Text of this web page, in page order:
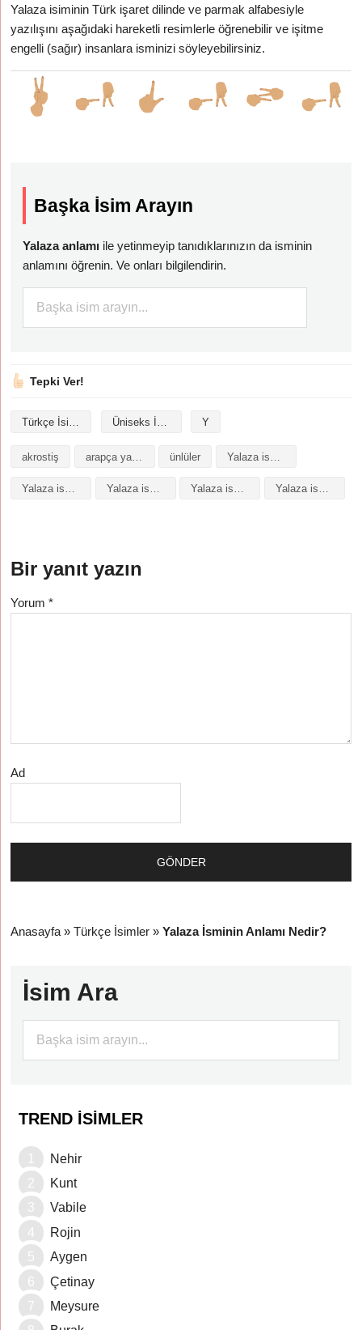
Yalaza isiminin Türk işaret dilinde ve parmak alfabesiyle
yazılışını aşağıdaki hareketli resimlerle öğrenebilir ve işitme
engelli (sağır) insanlara isminizi söyleyebilirsiniz.
Başka İsim Arayın
Yalaza anlamı ile yetinmeyip tanıdıklarınızın da isminin
anlamını öğrenin. Ve onları bilgilendirin.
Tepki Ver!
Türkçe İsimler Üniseks İsimler Y
akrostiş arapça yazılışı ünlüler
Yalaza isminin anlamı Yalaza isminin baş harfleriyle şiir Yalaza isminin kökeni Yalaza isminin numerolojisi
Bir yanıt yazın
Yorum*
Ad
Anasayfa »Türkçe İsimler »Yalaza İsminin Anlamı Nedir?
İsim Ara
TREND İSIMLER
Nehir
Kunt
Vabile
Rojin
Aygen
Çetinay
Meysure